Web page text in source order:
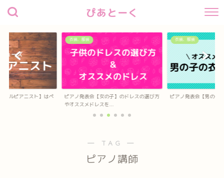
ぴあとーく
トルピアニスト】はペ
衣装、服装
ピアノ発表会【女の子】のドレスの選び方
やオススメドレスを...
衣装、服装
ピアノ発表会【男の子
― TAG ―
ピアノ講師